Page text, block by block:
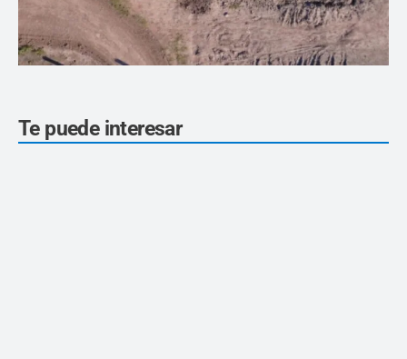
Te puede interesar